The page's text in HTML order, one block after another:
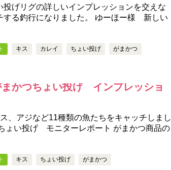
げリグの詳しいインプレッションを交えな
する釣行になりました。 ゆーほー様 新しい
キス カレイ ちょい投げ がまかつ
かつちょい投げ インプレッショ
、アジなど11種類の魚たちをキャッチしまし
ょい投げ モニターレポート がまかつ商品の
キス ちょい投げ がまかつ